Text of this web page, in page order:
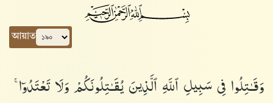
আয়াত
وَقَـٰتِلُوا۟ فِى سَبِيلِ ٱللَّهِ ٱلَّذِينَ يُقَـٰتِلُونَكُمْ وَلَا تَعْتَدُوٓا۟ ۚ